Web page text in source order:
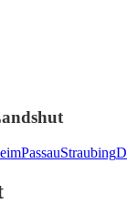
PassauStraubing